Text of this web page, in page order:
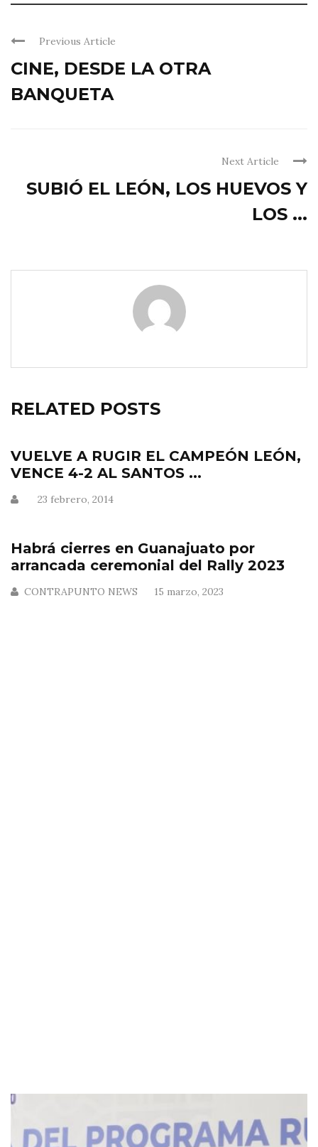
Previous Article
CINE, DESDE LA OTRA
BANQUETA
Next Article
SUBIÓ EL LEÓN, LOS HUEVOS Y
LOS ...
RELATED POSTS
VUELVE A RUGIR EL CAMPEÓN LEÓN,
VENCE 4-2 AL SANTOS ...
23 febrero, 2014
Habrá cierres en Guanajuato por
arrancada ceremonial del Rally 2023
CONTRAPUNTO NEWS 15 marzo, 2023